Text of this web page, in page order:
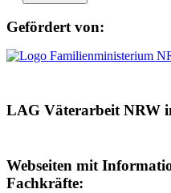
Gefördert von:
LAG Väterarbeit NRW
Webseiten mit
Fachkräfte: